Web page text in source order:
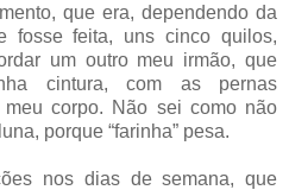
que era, dependendo da
fosse feita, uns cinco quilos,
um outro meu irmão, que
cintura, com as pernas
corpo. Não sei como não
porque “farinha” pesa.
nos dias de semana, que